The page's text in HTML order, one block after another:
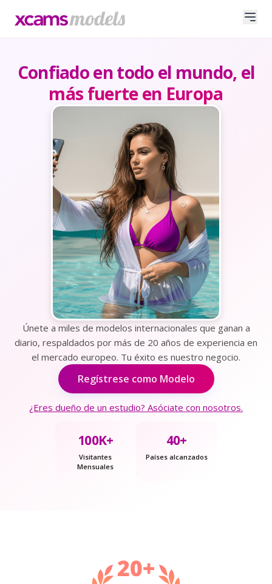
Confiado en todo el mundo, el
más fuerte en Europa
Únete a miles de modelos internacionales que ganan a
diario, respaldados por más de 20 años de experiencia en
el mercado europeo. Tu éxito es nuestro negocio.
Regístrese como Modelo
¿Eres dueño de un estudio? Asóciate con nosotros.
100K+
Visitantes
Mensuales
40+
Países alcanzados